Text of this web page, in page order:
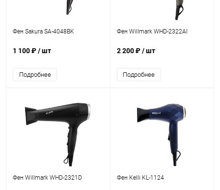
Фен Sakura SA-4048BK
1 100 ₽/ шт
Подробнее
Фен Willmark WHD-2322AI
2 200 ₽/ шт
Подробнее
Фен Willmark WHD-2321D Фен Kelli KL-1124